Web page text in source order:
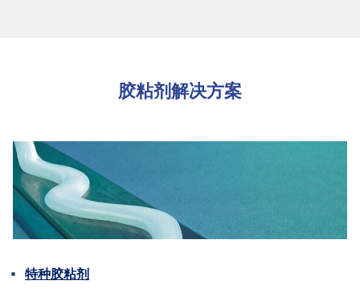
胶粘剂解决方案
特种胶粘剂